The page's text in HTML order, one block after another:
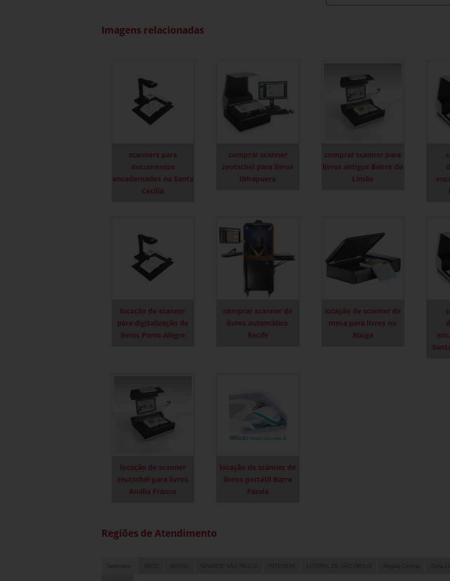
Imagens relacionadas
scanners para
documentos
encadernados na Santa
Cecília
comprar scanner
zeutschel para livros
Ibirapuera
comprar scanner para
livros antigos Bairro do
Limão
locação de scanner
para digitalização de
livros Porto Alegre
comprar scanner de
livros automático
Recife
locação de scanner de
mesa para livros no
Bixiga
locação de scanner
zeutschel para livros
Anália Franco
locação de scanner de
livros portátil Barra
Funda
Regiões de Atendimento
Selecione: ABCD BRASIL GRANDE SÃO PAULO INTERIOR LITORAL DE SÃO PAULO Região Central Zona